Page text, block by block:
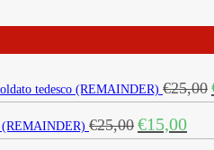
tedesco (REMAINDER) €25,00
(REMAINDER) €25,00 Il
prezzo
€15,00